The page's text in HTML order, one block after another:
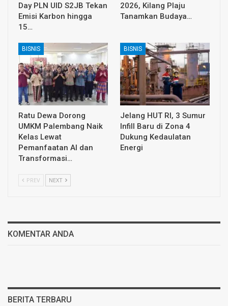
Day PLN UID S2JB Tekan
Emisi Karbon hingga
15…
2026, Kilang Plaju
Tanamkan Budaya…
BISNIS
Ratu Dewa Dorong
UMKM Palembang Naik
Kelas Lewat
Pemanfaatan AI dan
Transformasi…
BISNIS
Jelang HUT RI, 3 Sumur
Infill Baru di Zona 4
Dukung Kedaulatan
Energi
PREV NEXT
KOMENTAR ANDA
BERITA TERBARU